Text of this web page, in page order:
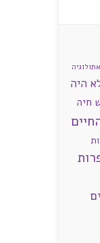
אתולוגיה
היה
חיה